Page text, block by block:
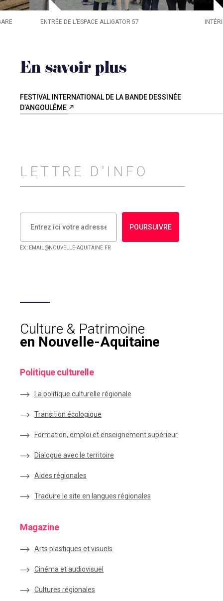
ENTRÉE DE L’ESPACE ALLIGATOR 57
En savoir plus
FESTIVAL INTERNATIONAL DE LA BANDE DESSINÉE
D’ANGOULÊME
LETTRE D'INFO
POURSUIVRE
EX : EMAIL@NOUVELLE-AQUITAINE.FR
Culture & Patrimoine
en Nouvelle-Aquitaine
Politique culturelle
La politique culturelle régionale
Transition écologique
Formation, emploi et enseignement supérieur
Dialogue avec le territoire
Aides régionales
Traduire le site en langues régionales
Magazine
Arts plastiques et visuels
Cinéma et audiovisuel
Cultures régionales